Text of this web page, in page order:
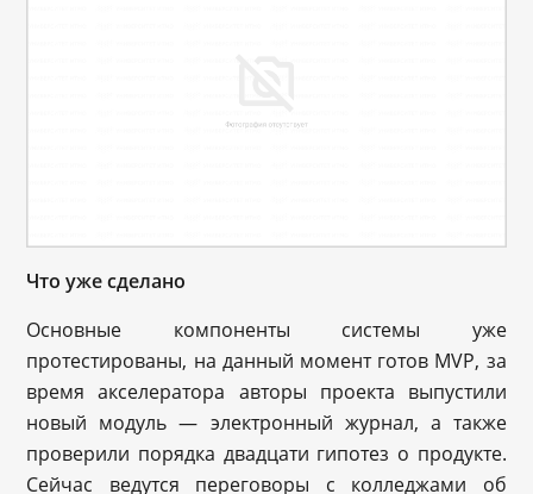
Что уже сделано
Основные компоненты системы уже
протестированы, на данный момент готов MVP, за
время акселератора авторы проекта выпустили
новый модуль — электронный журнал, а также
проверили порядка двадцати гипотез о продукте.
Сейчас ведутся переговоры с колледжами об